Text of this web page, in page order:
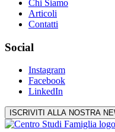
Chi Siamo
Articoli
Contatti
Social
Instagram
Facebook
LinkedIn
ISCRIVITI ALLA NOSTRA